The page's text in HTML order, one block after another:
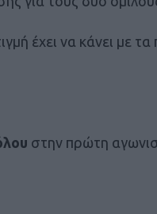
έχει να κάνει με
στην πρώτη